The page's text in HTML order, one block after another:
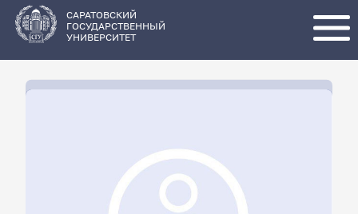
основному
содержанию
САРАТОВСКИЙ
ГОСУДАРСТВЕННЫЙ
УНИВЕРСИТЕТ